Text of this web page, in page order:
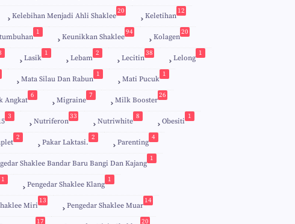
Kelebihan Menjadi Ahli Shaklee
20
Keletihan
12
1
Keunikkan Shaklee
94
Kolagen
20
Lasik
1
Lebam
2
Lecitin
38
Lelong
1
Mata Silau Dan Rabun
1
Mati Pucuk
1
Angkat
6
Migraine
7
Milk Booster
26
3
Nutriferon
33
Nutriwhite
8
Obesiti
1
2
Pakar Laktasi.
2
Parenting
4
Shaklee Bandar Baru Bangi Dan Kajang
1
1
Pengedar Shaklee Klang
1
Miri
13
Pengedar Shaklee Muar
14
17 20